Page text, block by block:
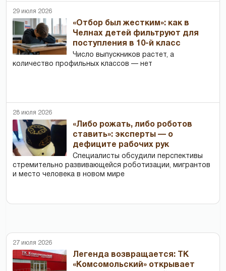
29 июля 2026
«Отбор был жестким»: как в
Челнах детей фильтруют для
поступления в 10-й класс
Число выпускников растет, а
количество профильных классов — нет
28 июля 2026
«Либо рожать, либо роботов
ставить»: эксперты — о
дефиците рабочих рук
Специалисты обсудили перспективы
стремительно развивающейся роботизации, мигрантов
и место человека в новом мире
27 июля 2026
Легенда возвращается: ТК
«Комсомольский» открывает